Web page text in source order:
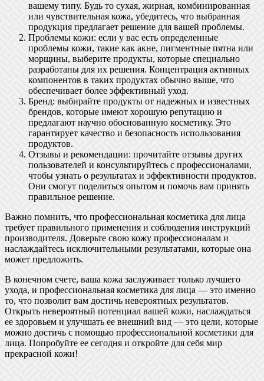
вашему типу. Будь то сухая, жирная, комбинированная
или чувствительная кожа, убедитесь, что выбранная
продукция предлагает решение для вашей проблемы.
Проблемы кожи: если у вас есть определенные
проблемы кожи, такие как акне, пигментные пятна или
морщины, выберите продукты, которые специально
разработаны для их решения. Концентрация активных
компонентов в таких продуктах обычно выше, что
обеспечивает более эффективный уход.
Бренд: выбирайте продукты от надежных и известных
брендов, которые имеют хорошую репутацию и
предлагают научно обоснованную косметику. Это
гарантирует качество и безопасность использования
продуктов.
Отзывы и рекомендации: прочитайте отзывы других
пользователей и консультируйтесь с профессионалами,
чтобы узнать о результатах и эффективности продуктов.
Они смогут поделиться опытом и помочь вам принять
правильное решение.
Важно помнить, что профессиональная косметика для лица
требует правильного применения и соблюдения инструкций
производителя. Доверьте свою кожу профессионалам и
наслаждайтесь исключительными результатами, которые она
может предложить.
В конечном счете, ваша кожа заслуживает только лучшего
ухода, и профессиональная косметика для лица — это именно
то, что позволит вам достичь невероятных результатов.
Открыть невероятный потенциал вашей кожи, наслаждаться
ее здоровьем и улучшать ее внешний вид — это цели, которые
можно достичь с помощью профессиональной косметики для
лица. Попробуйте ее сегодня и откройте для себя мир
прекрасной кожи!